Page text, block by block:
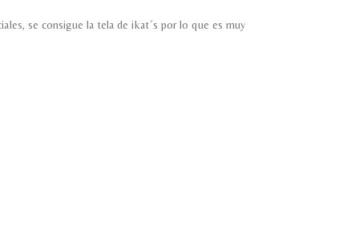
se consigue la tela de ikat´s por lo que es muy